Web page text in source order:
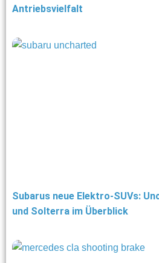
Antriebsvielfalt
Subarus neue Elektro-SUVs:
und Solterra im Überblick